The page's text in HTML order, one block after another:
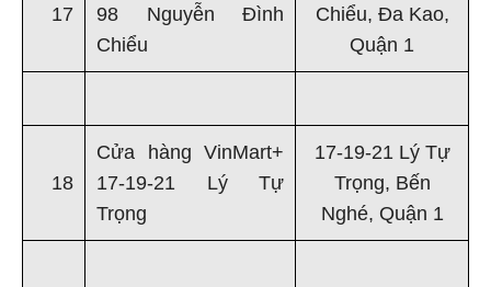
17
98 Nguyễn Đình
Chiểu
Chiểu, Đa Kao,
Quận 1
18
Cửa hàng VinMart+
17-19-21 Lý Tự
Trọng
17-19-21 Lý Tự
Trọng, Bến
Nghé, Quận 1